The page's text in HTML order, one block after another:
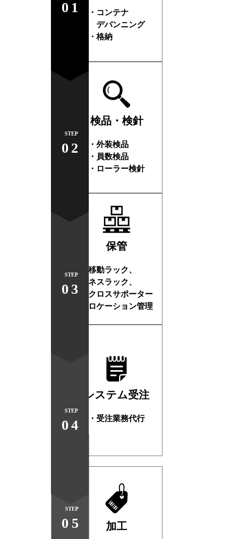
01
STEP
02
STEP
03
STEP
04
・コンテナ
デバンニング
・格納
検品・検針
・外装検品
・員数検品
・ローラー検針
保管
・移動ラック、
ネスラック、
クロスサポーター
・ロケーション管理
システム受注
・受注業務代行
STEP
05 加工